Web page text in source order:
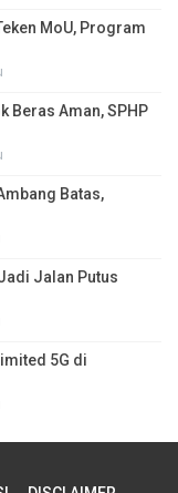
MoU, Program
Beras Aman, SPHP
Batas,
Jalan Putus
5G di